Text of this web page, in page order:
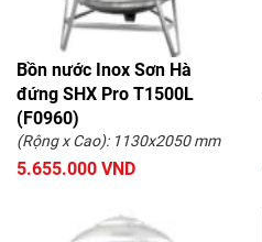
Bồn nước Inox Sơn Hà
đứng SHX Pro T1500L
(F0960)
(Rộng x Cao): 1130x2050 mm
5.655.000 VND